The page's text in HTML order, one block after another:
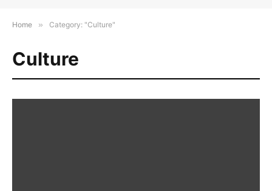
Home » Category: "Culture"
Culture